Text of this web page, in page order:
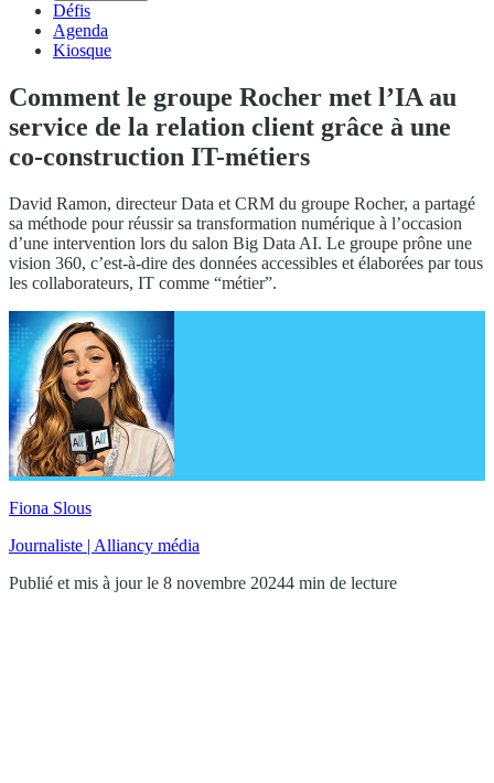
Défis
Agenda
Kiosque
Comment le groupe Rocher met l’IA au
service de la relation client grâce à une
co-construction IT-métiers
David Ramon, directeur Data et CRM du groupe Rocher, a partagé
sa méthode pour réussir sa transformation numérique à l’occasion
d’une intervention lors du salon Big Data AI. Le groupe prône une
vision 360, c’est-à-dire des données accessibles et élaborées par tous
les collaborateurs, IT comme “métier”.
Fiona Slous
Journaliste | Alliancy média
Publié et mis à jour le 8 novembre 20244 min de lecture